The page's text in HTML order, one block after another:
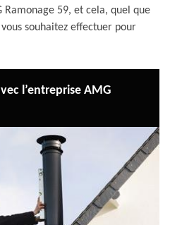
59, et cela, quel que
souhaitez effectuer pour
l’entreprise AMG